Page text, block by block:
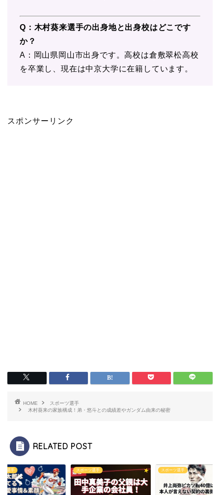
Q：木村葵来選手の出身地と出身校はどこです
か？
A：岡山県岡山市出身です。高校は倉敷翠松高校
を卒業し、現在は中京大学に在籍しています。
スポンサーリンク
HOME
スポーツ選手
木村葵来の家族構成！弟・悠斗との成績差やガンダム由来の秘密
RELATED POST
ツ選手 スポーツ選手 スポーツ選手